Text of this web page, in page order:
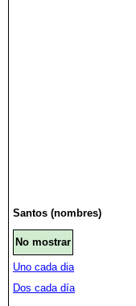
Santos (nombres)
No mostrar
Uno cada dia
Dos cada día